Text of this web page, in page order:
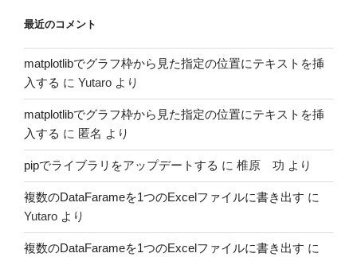
最近のコメント
matplotlibでグラフ枠から見た指定の位置にテキストを挿
入する に Yutaro より
matplotlibでグラフ枠から見た指定の位置にテキストを挿
入する に 匿名 より
pipでライブラリをアップデートする に 椎原 功 より
複数のDataFarameを1つのExcelファイルに書き出す に
Yutaro より
複数のDataFarameを1つのExcelファイルに書き出す に